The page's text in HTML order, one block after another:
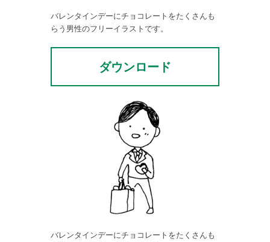
バレンタインデーにチョコレートをたくさんも
らう男性のフリーイラストです。
ダウンロード
バレンタインデーにチョコレートをたくさんも